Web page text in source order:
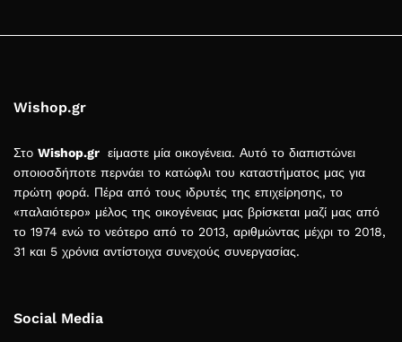
Wishop.gr
Στo Wishop.gr είμαστε μία οικογένεια. Αυτό το διαπιστώνει
οποιοσδήποτε περνάει το κατώφλι του καταστήματος μας για
πρώτη φορά. Πέρα από τους ιδρυτές της επιχείρησης, το
«παλαιότερο» μέλος της οικογένειας μας βρίσκεται μαζί μας από
το 1974 ενώ το νεότερο από το 2013, αριθμώντας μέχρι το 2018,
31 και 5 χρόνια αντίστοιχα συνεχούς συνεργασίας.
Social Media